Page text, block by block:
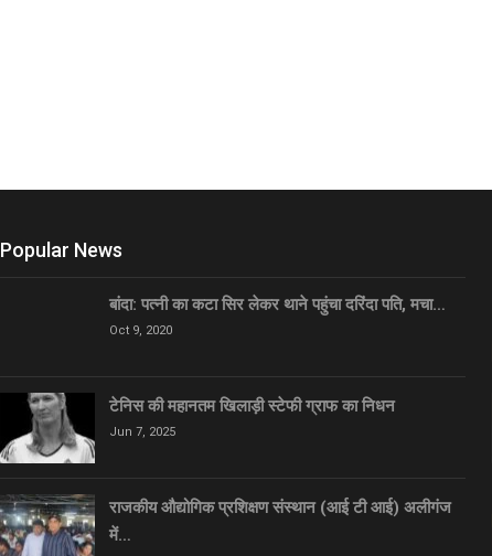
Popular News
बांदा: पत्नी का कटा सिर लेकर थाने पहुंचा दरिंदा पति, मचा…
Oct 9, 2020
टेनिस की महानतम खिलाड़ी स्टेफी ग्राफ का निधन
Jun 7, 2025
राजकीय औद्योगिक प्रशिक्षण संस्थान (आई टी आई) अलीगंज
में…